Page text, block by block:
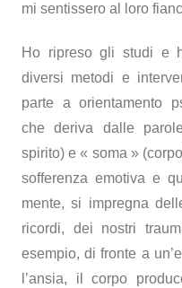
mi sentissero al loro
Ho ripreso gli studi e
diversi metodi e
parte a orientamento
che deriva dalle
spirito) e « soma »
sofferenza emotiva e
mente, si impregna
ricordi, dei nostri
esempio, di fronte a
l’ansia, il corpo